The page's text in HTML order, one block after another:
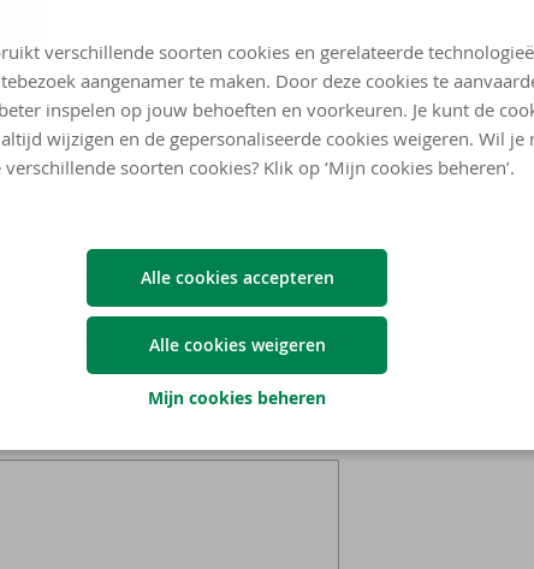
verschillende soorten cookies en gerelateerde
aangenamer te maken. Door deze cookies te
inspelen op jouw behoeften en voorkeuren. Je kunt de
wijzigen en de gepersonaliseerde cookies weigeren. Wil je
soorten cookies? Klik op ‘Mijn cookies beheren’.
Alle cookies accepteren
Alle cookies weigeren
Mijn cookies beheren